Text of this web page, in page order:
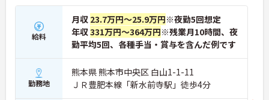
給料
月収 23.7万円～25.9万円※夜勤5回想定
年収331万円～364万円※残業月10時間、夜
勤平均5回、各種手当・賞与を含んだ例です
勤務地
熊本県 熊本市中央区 白山1-1-11
ＪＲ豊肥本線「新水前寺駅」徒歩4分